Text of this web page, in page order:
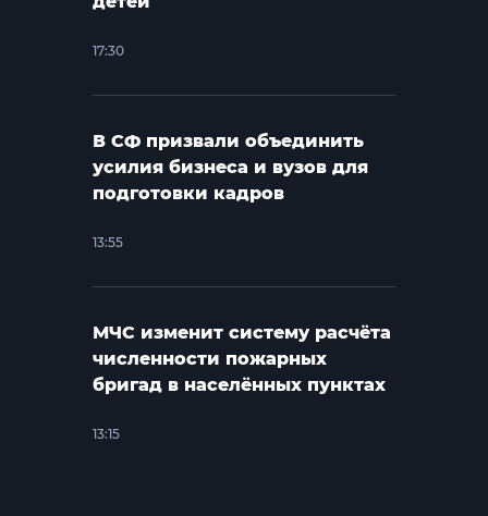
17:30
В СФ призвали объединить
усилия бизнеса и вузов для
подготовки кадров
13:55
МЧС изменит систему расчёта
численности пожарных
бригад в населённых пунктах
13:15